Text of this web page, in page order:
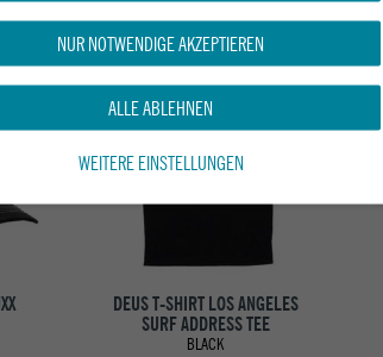
-20%
DEUS T-SHIRT LOS ANGELES
SURF ADDRESS TEE
BLACK
NUR NOTWENDIGE AKZEPTIEREN
ALLE ABLEHNEN
WEITERE EINSTELLUNGEN